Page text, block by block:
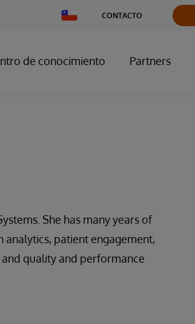
Change
Country
CONTACTO
de conocimiento Partners
She has many years of
analytics, patient engagement,
quality and performance